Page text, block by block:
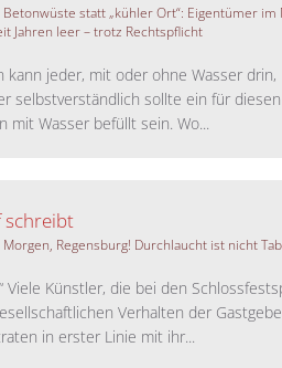
Betonwüste statt „kühler Ort“: Eigentümer
Jahren leer – trotz Rechtspflicht
kann jeder, mit oder ohne Wasser
selbstverständlich sollte ein für
mit Wasser befüllt sein. Wo...
schreibt
Morgen, Regensburg! Durchlaucht ist nicht
Viele Künstler, die bei den
Verhalten der
in erster Linie mit ihr...